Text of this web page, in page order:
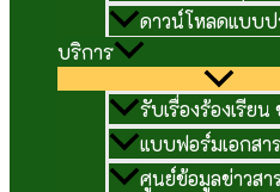
ดาวน์โหลดแบบป
บริการ
รับเรื่องร้องเรียน
แบบฟอร์มเอกสา
ศูนย์ข้อมูลข่าวสา